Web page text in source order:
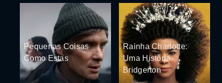
Pequenas Coisas
Como Estas
Rainha Charlotte:
Uma História
Bridgerton